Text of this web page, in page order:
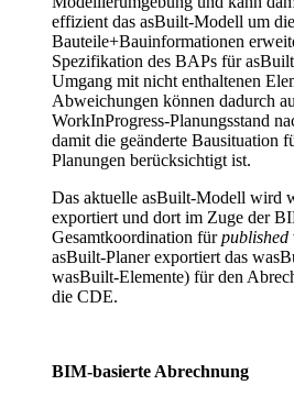
effizient das asBuilt-Modell um
Bauteile+Bauinformationen
Spezifikation des BAPs für
Umgang mit nicht enthaltenen
Abweichungen können dadurch
WorkInProgress-Planungsstand
damit die geänderte Bausituation
Planungen berücksichtigt ist.
Das aktuelle asBuilt-Modell wird
exportiert und dort im Zuge der
Gesamtkoordination fürpublished
asBuilt-Planer exportiert das
wasBuilt-Elemente) für den
die CDE.
BIM-basierte Abrechnung